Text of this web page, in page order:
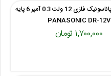
رله مخابراتی پاناسونیک فلزی 12 ولت 0.3 آمپر 6 پایه
PANASONIC DR-12V
۱,۷۰۰,۰۰۰ تومان